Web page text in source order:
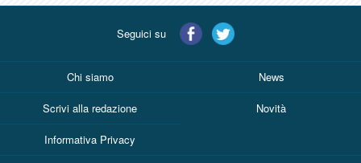
Seguici su
Chi siamo News
Scrivi alla redazione Novità
Informativa Privacy